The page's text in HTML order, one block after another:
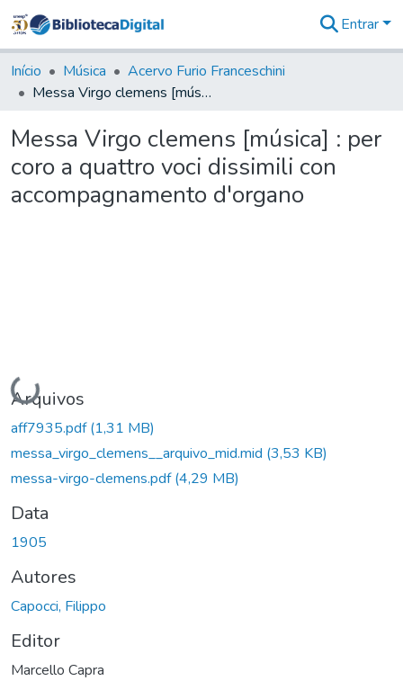
&
Coleções
Tudo na
Digital
Estatísticas
Entrar
Início Música
Acervo Furio Franceschini
Messa Virgo clemens [música] : per coro a quattro voci dissimili con accompagnamento d'organo
Messa Virgo clemens [música] : per
coro a quattro voci dissimili con
accompagnamento d'organo
Carregando...
Arquivos
aff7935.pdf(1,31 MB)
messa_virgo_clemens__arquivo_mid.mid (3,53 KB)
messa-virgo-clemens.pdf(4,29 MB)
Data
1905
Autores
Capocci, Filippo
Editor
Marcello Capra